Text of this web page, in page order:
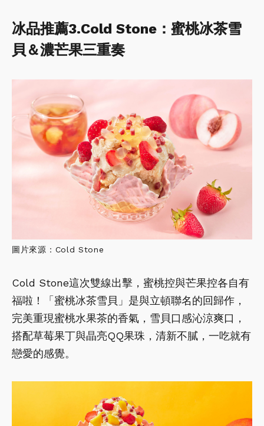
冰品推薦3.Cold Stone：蜜桃冰茶雪
貝＆濃芒果三重奏
圖片來源：Cold Stone
Cold Stone這次雙線出擊，蜜桃控與芒果控各自有
福啦！「蜜桃冰茶雪貝」是與立頓聯名的回歸作，
完美重現蜜桃水果茶的香氣，雪貝口感沁涼爽口，
搭配草莓果丁與晶亮QQ果珠，清新不膩，一吃就有
戀愛的感覺。